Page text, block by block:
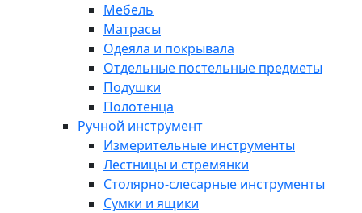
Мебель
Матрасы
Одеяла и покрывала
Отдельные постельные предметы
Подушки
Полотенца
Ручной инструмент
Измерительные инструменты
Лестницы и стремянки
Столярно-слесарные инструменты
Сумки и ящики